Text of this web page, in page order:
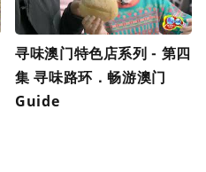
寻味澳门特色店系列 - 第四
集 寻味路环．畅游澳门
Guide